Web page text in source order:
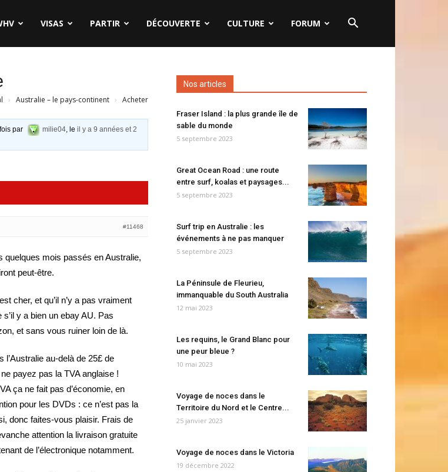
VISAS PARTIR DÉCOUVERTE CULTURE FORUM
› Australie – le pays-continent › Acheter
par milie04, leil y a 9 années et 2
#11468
quelques mois passés en Australie,
peut-être.
cher, et qu’il n’y a pas vraiment
y a bien un ebay AU. Pas
et sans vous ruiner loin de là.
au-delà de 25£ de
payez pas la TVA anglaise !
ça ne fait pas d’économie, en
pour les DVDs : ce n’est pas la
donc faites-vous plaisir. Frais de
attention la livraison gratuite
de l’électronique notamment.
Nos articles
Fraser Island : la plus grande île de
sable du monde
5 septembre 2023
Great Ocean Road : une route
entre surf, koalas et paysages...
5 septembre 2023
Surf trip en Australie : les
événements à ne pas manquer
5 septembre 2023
La Péninsule de Fleurieu,
immanquable du South Australia
12 mai 2023
Les requins, le Grand Blanc pour
une peur bleue ?
10 mai 2023
Voyage de noces dans le
Territoire du Nord et le Centre...
25 janvier 2023
Voyage de noces dans le Victoria
19 décembre 2022